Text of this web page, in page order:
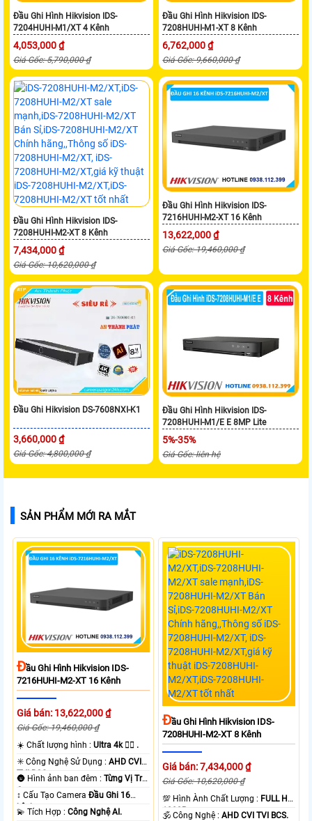
Đầu Ghi Hình Hikvision IDS-
7204HUHI-M1/XT 4 Kênh
4,053,000 ₫
Giá Gốc: 5,790,000 ₫
Đầu Ghi Hình Hikvision IDS-
7208HUHI-M1-XT 8 Kênh
6,762,000 ₫
Giá Gốc: 9,660,000 ₫
Đầu Ghi Hình Hikvision IDS-
7208HUHI-M2-XT 8 Kênh
7,434,000 ₫
Giá Gốc: 10,620,000 ₫
Đầu Ghi Hình Hikvision IDS-
7216HUHI-M2-XT 16 Kênh
13,622,000 ₫
Giá Gốc: 19,460,000 ₫
Đầu Ghi Hikvision DS-7608NXI-K1
3,660,000 ₫
Giá Gốc: 4,800,000 ₫
Đầu Ghi Hình Hikvision IDS-
7208HUHI-M1/E E 8MP Lite
5%-35%
Giá Gốc: liên hệ
SẢN PHẨM MỚI RA MẮT
ĐẦu Ghi Hình Hikvision IDS-
7216HUHI-M2-XT 16 Kênh
Giá bán: 13,622,000 ₫
Giá Gốc: 19,460,000 ₫
☀️ Chất lượng hình :Ultra 4k 👍🏾 .
✳️ Công Nghệ Sử Dụng :AHD CVI
TVI BCS.
🌚 Hình ảnh ban đêm :Từng Vị Trí
Camera .
↕️ Cấu Tạo CameraĐầu Ghi 16
kênh.
️💫 Tích Hợp :Công Nghệ AI.
ĐẦu Ghi Hình Hikvision IDS-
7208HUHI-M2-XT 8 Kênh
Giá bán: 7,434,000 ₫
Giá Gốc: 10,620,000 ₫
💯 Hình Ành Chất Lượng : FULL HD
1080P .
🕉️ Công Nghệ :AHD CVI TVI BCS.